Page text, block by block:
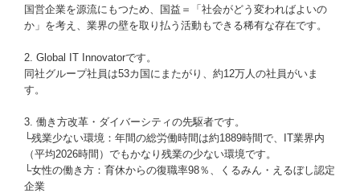
国営企業を源流にもつため、国益＝「社会がどう変わればよいの
か」を考え、業界の壁を取り払う活動もできる稀有な存在です。
2. Global IT Innovatorです。
同社グループ社員は53カ国にまたがり、約12万人の社員がいま
す。
3. 働き方改革・ダイバーシティの先駆者です。
└残業少ない環境：年間の総労働時間は約1889時間で、IT業界内
（平均2026時間）でもかなり残業の少ない環境です。
└女性の働き方：育休からの復職率98％、くるみん・えるぼし認定
企業